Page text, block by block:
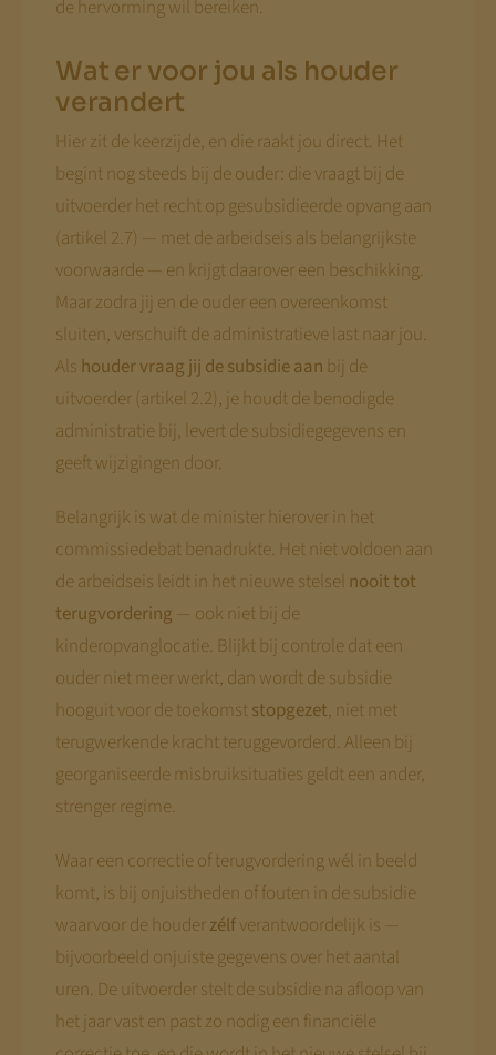
de hervorming wil bereiken.
Wat er voor jou als houder
verandert
Hier zit de keerzijde, en die raakt jou direct. Het
begint nog steeds bij de ouder: die vraagt bij de
uitvoerder het recht op gesubsidieerde opvang aan
(artikel 2.7) — met de arbeidseis als belangrijkste
voorwaarde — en krijgt daarover een beschikking.
Maar zodra jij en de ouder een overeenkomst
sluiten, verschuift de administratieve last naar jou.
Als houder vraag jij de subsidie aan bij de
uitvoerder (artikel 2.2), je houdt de benodigde
administratie bij, levert de subsidiegegevens en
geeft wijzigingen door.
Belangrijk is wat de minister hierover in het
commissiedebat benadrukte. Het niet voldoen aan
de arbeidseis leidt in het nieuwe stelsel nooit tot
terugvordering — ook niet bij de
kinderopvanglocatie. Blijkt bij controle dat een
ouder niet meer werkt, dan wordt de subsidie
hooguit voor de toekomststopgezet, niet met
terugwerkende kracht teruggevorderd. Alleen bij
georganiseerde misbruiksituaties geldt een ander,
strenger regime.
Waar een correctie of terugvordering wél in beeld
komt, is bij onjuistheden of fouten in de subsidie
waarvoor de houder zélfverantwoordelijk is —
bijvoorbeeld onjuiste gegevens over het aantal
uren. De uitvoerder stelt de subsidie na afloop van
het jaar vast en past zo nodig een financiële